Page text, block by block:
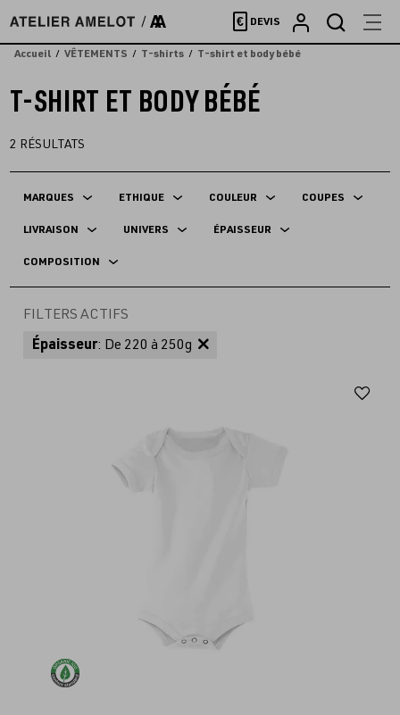
directement
au
€ DEVIS
Accueil VÊTEMENTS T-shirts T-shirt et body bébé
T-SHIRT ET BODY BÉBÉ
2 RÉSULTATS
MARQUES ETHIQUE COULEUR COUPES
LIVRAISON UNIVERS ÉPAISSEUR
COMPOSITION
FILTERS ACTIFS
Épaisseur: De 220 à 250g